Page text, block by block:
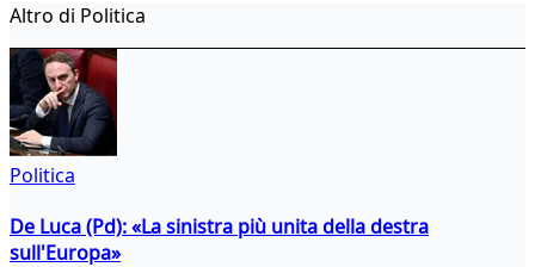
Altro di Politica
Politica
De Luca (Pd): «La sinistra più unita della destra
sull'Europa»